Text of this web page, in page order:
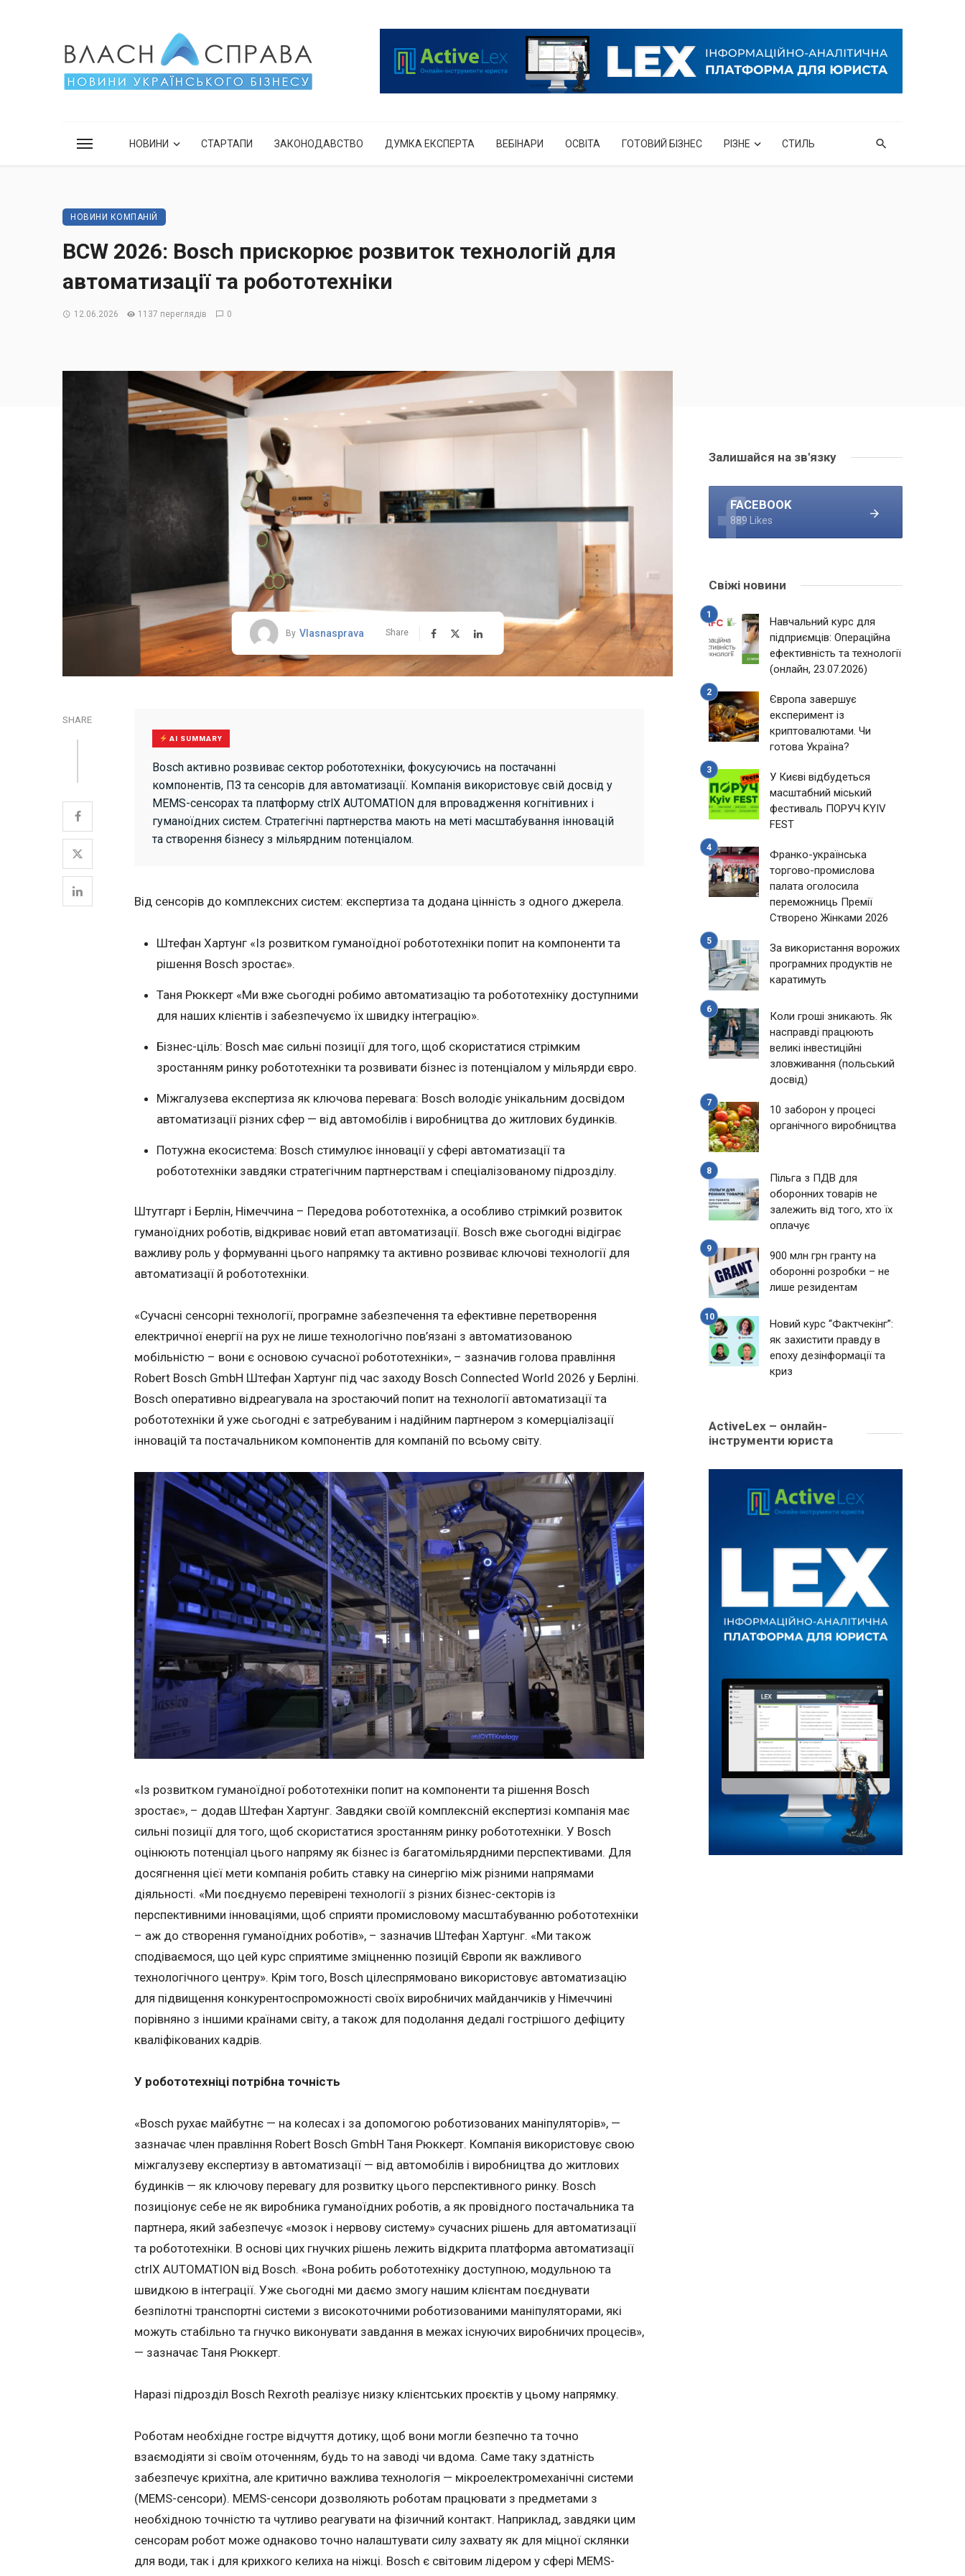
НОВИНИ СТАРТАПИ ЗАКОНОДАВСТВО ДУМКА ЕКСПЕРТА ВЕБІНАРИ ОСВІТА ГОТОВИЙ БІЗНЕС РІЗНЕ СТИЛЬ
НОВИНИ КОМПАНІЙ
BCW 2026: Bosch прискорює розвиток технологій для
автоматизації та робототехніки
12.06.2026 1137 переглядів 0
By Vlasnasprava Share
SHARE
AI SUMMARY
Bosch активно розвиває сектор робототехніки, фокусуючись на постачанні
компонентів, ПЗ та сенсорів для автоматизації. Компанія використовує свій досвід у
MEMS-сенсорах та платформу ctrlX AUTOMATION для впровадження когнітивних і
гуманоїдних систем. Стратегічні партнерства мають на меті масштабування інновацій
та створення бізнесу з мільярдним потенціалом.
Від сенсорів до комплексних систем: експертиза та додана цінність з одного джерела.
Штефан Хартунг «Із розвитком гуманоїдної робототехніки попит на компоненти та
рішення Bosch зростає».
Таня Рюккерт «Ми вже сьогодні робимо автоматизацію та робототехніку доступними
для наших клієнтів і забезпечуємо їх швидку інтеграцію».
Бізнес-ціль: Bosch має сильні позиції для того, щоб скористатися стрімким
зростанням ринку робототехніки та розвивати бізнес із потенціалом у мільярди євро.
Міжгалузева експертиза як ключова перевага: Bosch володіє унікальним досвідом
автоматизації різних сфер — від автомобілів і виробництва до житлових будинків.
Потужна екосистема: Bosch стимулює інновації у сфері автоматизації та
робототехніки завдяки стратегічним партнерствам і спеціалізованому підрозділу.
Штутгарт і Берлін, Німеччина – Передова робототехніка, а особливо стрімкий розвиток
гуманоїдних роботів, відкриває новий етап автоматизації. Bosch вже сьогодні відіграє
важливу роль у формуванні цього напрямку та активно розвиває ключові технології для
автоматизації й робототехніки.
«Сучасні сенсорні технології, програмне забезпечення та ефективне перетворення
електричної енергії на рух не лише технологічно пов’язані з автоматизованою
мобільністю – вони є основою сучасної робототехніки», – зазначив голова правління
Robert Bosch GmbH Штефан Хартунг під час заходу Bosch Connected World 2026 у Берліні.
Bosch оперативно відреагувала на зростаючий попит на технології автоматизації та
робототехніки й уже сьогодні є затребуваним і надійним партнером з комерціалізації
інновацій та постачальником компонентів для компаній по всьому світу.
«Із розвитком гуманоїдної робототехніки попит на компоненти та рішення Bosch
зростає», – додав Штефан Хартунг. Завдяки своїй комплексній експертизі компанія має
сильні позиції для того, щоб скористатися зростанням ринку робототехніки. У Bosch
оцінюють потенціал цього напряму як бізнес із багатомільярдними перспективами. Для
досягнення цієї мети компанія робить ставку на синергію між різними напрямами
діяльності. «Ми поєднуємо перевірені технології з різних бізнес-секторів із
перспективними інноваціями, щоб сприяти промисловому масштабуванню робототехніки
– аж до створення гуманоїдних роботів», – зазначив Штефан Хартунг. «Ми також
сподіваємося, що цей курс сприятиме зміцненню позицій Європи як важливого
технологічного центру». Крім того, Bosch цілеспрямовано використовує автоматизацію
для підвищення конкурентоспроможності своїх виробничих майданчиків у Німеччині
порівняно з іншими країнами світу, а також для подолання дедалі гострішого дефіциту
кваліфікованих кадрів.
У робототехніці потрібна точність
«Bosch рухає майбутнє — на колесах і за допомогою роботизованих маніпуляторів», —
зазначає член правління Robert Bosch GmbH Таня Рюккерт. Компанія використовує свою
міжгалузеву експертизу в автоматизації — від автомобілів і виробництва до житлових
будинків — як ключову перевагу для розвитку цього перспективного ринку. Bosch
позиціонує себе не як виробника гуманоїдних роботів, а як провідного постачальника та
партнера, який забезпечує «мозок і нервову систему» сучасних рішень для автоматизації
та робототехніки. В основі цих гнучких рішень лежить відкрита платформа автоматизації
ctrlX AUTOMATION від Bosch. «Вона робить робототехніку доступною, модульною та
швидкою в інтеграції. Уже сьогодні ми даємо змогу нашим клієнтам поєднувати
безпілотні транспортні системи з високоточними роботизованими маніпуляторами, які
можуть стабільно та гнучко виконувати завдання в межах існуючих виробничих процесів»,
— зазначає Таня Рюккерт.
Наразі підрозділ Bosch Rexroth реалізує низку клієнтських проєктів у цьому напрямку.
Роботам необхідне гостре відчуття дотику, щоб вони могли безпечно та точно
взаємодіяти зі своїм оточенням, будь то на заводі чи вдома. Саме таку здатність
забезпечує крихітна, але критично важлива технологія — мікроелектромеханічні системи
(MEMS-сенсори). MEMS-сенсори дозволяють роботам працювати з предметами з
необхідною точністю та чутливо реагувати на фізичний контакт. Наприклад, завдяки цим
сенсорам робот може однаково точно налаштувати силу захвату як для міцної склянки
для води, так і для крихкого келиха на ніжці. Bosch є світовим лідером у сфері MEMS-
Залишайся на зв'язку
FACEBOOK
889 Likes
Свіжі новини
Навчальний курс для
підприємців: Операційна
ефективність та технології
(онлайн, 23.07.2026)
Європа завершує
експеримент із
криптовалютами. Чи
готова Україна?
У Києві відбудеться
масштабний міський
фестиваль ПОРУЧ KYIV
FEST
Франко-українська
торгово-промислова
палата оголосила
переможниць Премії
Створено Жінками 2026
За використання ворожих
програмних продуктів не
каратимуть
Коли гроші зникають. Як
насправді працюють
великі інвестиційні
зловживання (польський
досвід)
10 заборон у процесі
органічного виробництва
Пільга з ПДВ для
оборонних товарів не
залежить від того, хто їх
оплачує
900 млн грн гранту на
оборонні розробки – не
лише резидентам
Новий курс “Фактчекінг”:
як захистити правду в
епоху дезінформації та
криз
ActiveLex – онлайн-
інструменти юриста